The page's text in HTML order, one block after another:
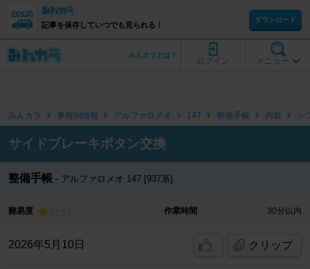
記事を保存していつでも見られる！
ダウンロード
メニュー
ログイン
みんカラとは？
みんカラ 車種別情報 アルファロメオ 147 整備手帳 内装 シ
サイドブレーキボタン交換
整備手帳 アルファロメオ 147 [937系]
難易度 作業時間 30分以内
2026年5月10日 クリップ